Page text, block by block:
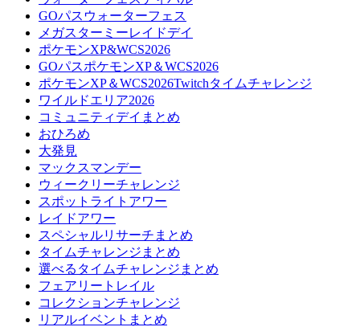
GOパスウォーターフェス
メガスターミーレイドデイ
ポケモンXP&WCS2026
GOパスポケモンXP＆WCS2026
ポケモンXP＆WCS2026Twitchタイムチャレンジ
ワイルドエリア2026
コミュニティデイまとめ
おひろめ
大発見
マックスマンデー
ウィークリーチャレンジ
スポットライトアワー
レイドアワー
スペシャルリサーチまとめ
タイムチャレンジまとめ
選べるタイムチャレンジまとめ
フェアリートレイル
コレクションチャレンジ
リアルイベントまとめ